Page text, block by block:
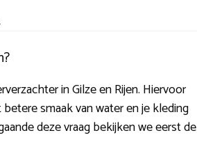
in Gilze en Rijen. Hiervoor
smaak van water en je kleding
deze vraag bekijken we eerst de